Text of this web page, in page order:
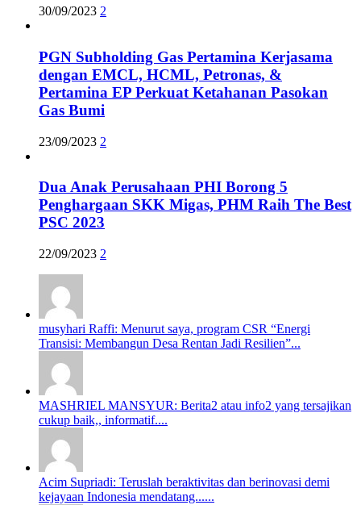
30/09/2023 2
PGN Subholding Gas Pertamina Kerjasama
dengan EMCL, HCML, Petronas, &
Pertamina EP Perkuat Ketahanan Pasokan
Gas Bumi
23/09/2023 2
Dua Anak Perusahaan PHI Borong 5
Penghargaan SKK Migas, PHM Raih The Best
PSC 2023
22/09/2023 2
musyhari Raffi: Menurut saya, program CSR “Energi
Transisi: Membangun Desa Rentan Jadi Resilien”...
MASHRIEL MANSYUR: Berita2 atau info2 yang tersajikan
cukup baik,, informatif....
Acim Supriadi: Teruslah beraktivitas dan berinovasi demi
kejayaan Indonesia mendatang......